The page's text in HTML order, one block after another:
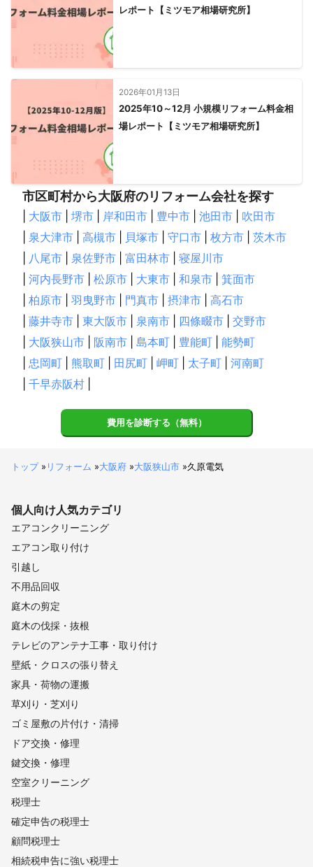
レポート【ミツモア相場研究所】
2026年01月13日
2025年10～12月 小規模リフォーム料金相
場レポート【ミツモア相場研究所】
市区町村から大阪府のリフォーム会社を探す
大阪市 堺市 岸和田市 豊中市 池田市
吹田市
泉大津市 高槻市 貝塚市 守口市 枚方市
茨木市
八尾市 泉佐野市 富田林市
寝屋川市
河内長野市 松原市 大東市 和泉市
箕面市
柏原市 羽曳野市 門真市 摂津市
高石市
藤井寺市 東大阪市 泉南市 四條畷市
交野市
大阪狭山市 阪南市 島本町 豊能町
能勢町
忠岡町 熊取町 田尻町 岬町 太子町
河南町
千早赤阪村
費用を診断する（無料）
トップ» リフォーム »大阪府 »大阪狭山市 »久原電気
個人向け人気カテゴリ
エアコンクリーニング
エアコン取り付け
引越し
不用品回収
庭木の剪定
庭木の伐採・抜根
テレビのアンテナ工事・取り付け
壁紙・クロスの張り替え
家具・荷物の運搬
草刈り・芝刈り
ゴミ屋敷の片付け・清掃
ドア交換・修理
鍵交換・修理
空室クリーニング
税理士
確定申告の税理士
顧問税理士
相続税申告に強い税理士